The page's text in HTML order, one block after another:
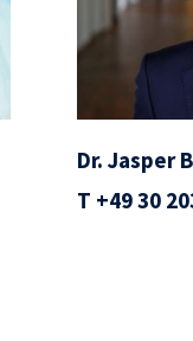
Dr. Jasper
T +49 30